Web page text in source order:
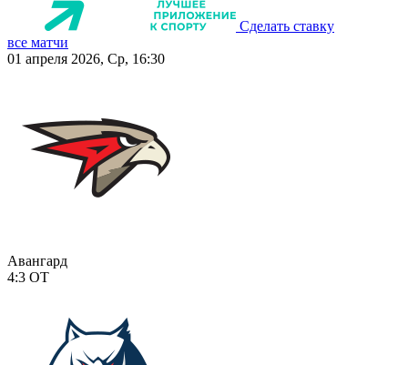
Сделать ставку
все матчи
01 апреля 2026, Ср, 16:30
Авангард
4:3 ОТ